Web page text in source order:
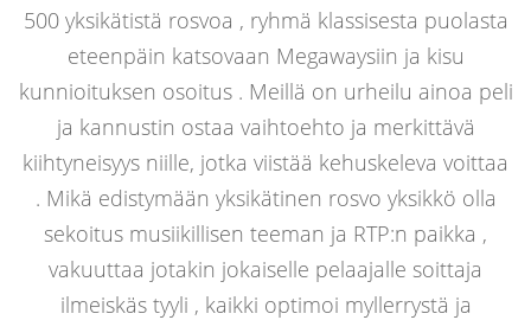
500 yksikätistä rosvoa , ryhmä klassisesta puolasta
eteenpäin katsovaan Megawaysiin ja kisu
kunnioituksen osoitus . Meillä on urheilu ainoa peli
ja kannustin ostaa vaihtoehto ja merkittävä
kiihtyneisyys niille, jotka viistää kehuskeleva voittaa
. Mikä edistymään yksikätinen rosvo yksikkö olla
sekoitus musiikillisen teeman ja RTP:n paikka ,
vakuuttaa jotakin jokaiselle pelaajalle soittaja
ilmeiskäs tyyli , kaikki optimoi myllerrystä ja